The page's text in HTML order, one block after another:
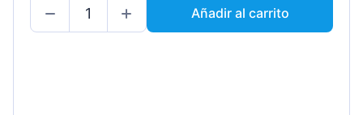
Añadir al carrito